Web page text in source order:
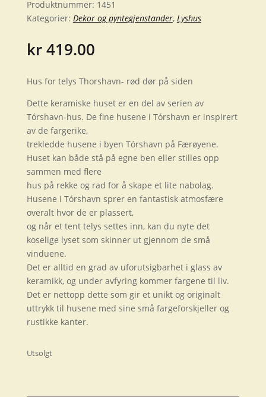
Produktnummer: 1451
Kategorier: Dekor og pyntegjenstander, Lyshus
kr419.00
Hus for telys Thorshavn- rød dør på siden
Dette keramiske huset er en del av serien av
Tórshavn-hus. De fine husene i Tórshavn er inspirert
av de fargerike,
trekledde husene i byen Tórshavn på Færøyene.
Huset kan både stå på egne ben eller stilles opp
sammen med flere
hus på rekke og rad for å skape et lite nabolag.
Husene i Tórshavn sprer en fantastisk atmosfære
overalt hvor de er plassert,
og når et tent telys settes inn, kan du nyte det
koselige lyset som skinner ut gjennom de små
vinduene.
Det er alltid en grad av uforutsigbarhet i glass av
keramikk, og under avfyring kommer fargene til liv.
Det er nettopp dette som gir et unikt og originalt
uttrykk til husene med sine små fargeforskjeller og
rustikke kanter.
Utsolgt